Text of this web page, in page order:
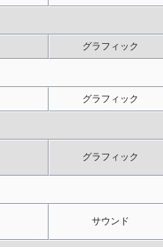
グラフィック
グラフィック
グラフィック
サウンド